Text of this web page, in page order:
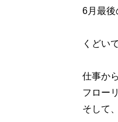
6月最後
くどい
仕事か
フロー
そして